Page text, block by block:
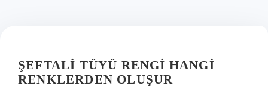
ŞEFTALI TÜYÜ RENGI HANGI
RENKLERDEN OLUŞUR